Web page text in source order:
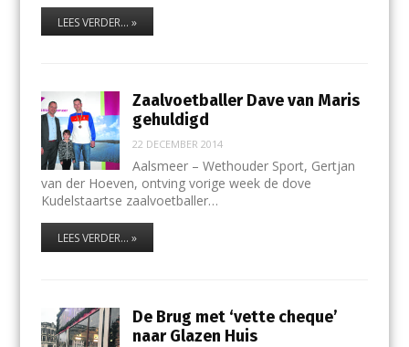
LEES VERDER... »
Zaalvoetballer Dave van Maris
gehuldigd
22 DECEMBER 2014
Aalsmeer – Wethouder Sport, Gertjan
van der Hoeven, ontving vorige week de dove
Kudelstaartse zaalvoetballer…
LEES VERDER... »
De Brug met ‘vette cheque’
naar Glazen Huis